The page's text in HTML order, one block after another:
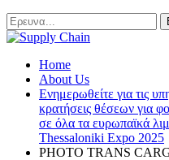
Home
About Us
Ενημερωθείτε για τις
κρατήσεις θέσεων για
σε όλα τα ευρωπαϊκά
Thessaloniki Expo 2025
PHOTO TRANS